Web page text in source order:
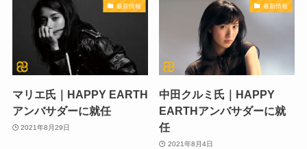
最新情報
マリエ氏｜HAPPY EARTH
アンバサダーに就任
2021年8月29日
最新情報
中田クルミ氏｜HAPPY
EARTHアンバサダーに就
任
2021年8月4日